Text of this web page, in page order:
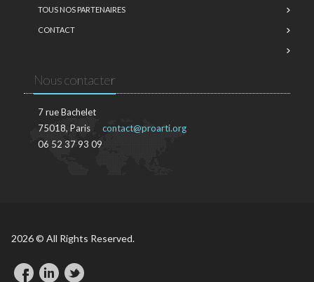
TOUS NOS PARTENAIRES
CONTACT
Nous contacter
7 rue Bachelet
75018, Paris
06 52 37 93 09
contact@proarti.org
2026 © All Rights Reserved.